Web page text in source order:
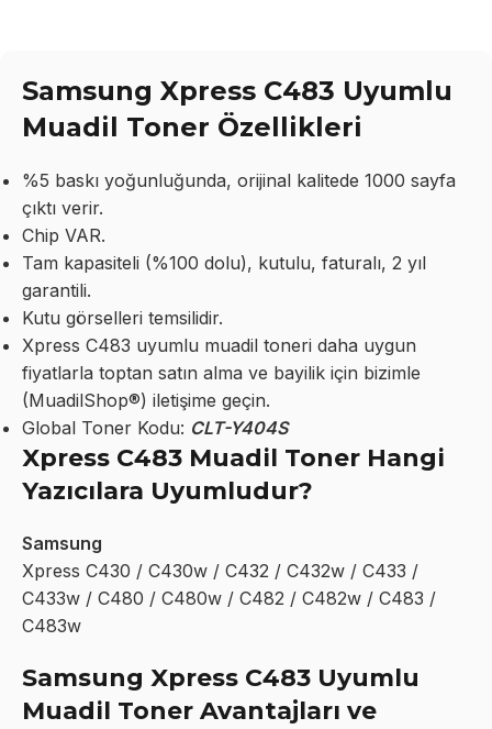
Samsung Xpress C483 Uyumlu
Muadil Toner Özellikleri
%5 baskı yoğunluğunda, orijinal kalitede 1000 sayfa
çıktı verir.
Chip VAR.
Tam kapasiteli (%100 dolu), kutulu, faturalı, 2 yıl
garantili.
Kutu görselleri temsilidir.
Xpress C483 uyumlu muadil toneri daha uygun
fiyatlarla toptan satın alma ve bayilik için bizimle
(MuadilShop®) iletişime geçin.
Global Toner Kodu: CLT-Y404S
Xpress C483 Muadil Toner Hangi
Yazıcılara Uyumludur?
Samsung
Xpress C430 / C430w / C432 / C432w / C433 /
C433w / C480 / C480w / C482 / C482w / C483 /
C483w
Samsung Xpress C483 Uyumlu
Muadil Toner Avantajları ve